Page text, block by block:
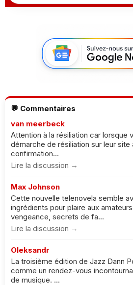
💬 Commentaires
van meerbeck
Attention à la résiliation car lorsque
démarche de résiliation sur leur site
confirmation...
Lire la discussion →
Max Johnson
Cette nouvelle telenovela semble
ingrédients pour plaire aux
vengeance, secrets de fa...
Lire la discussion →
Oleksandr
La troisième édition de Jazz Dann
comme un rendez-vous
de musique. ...